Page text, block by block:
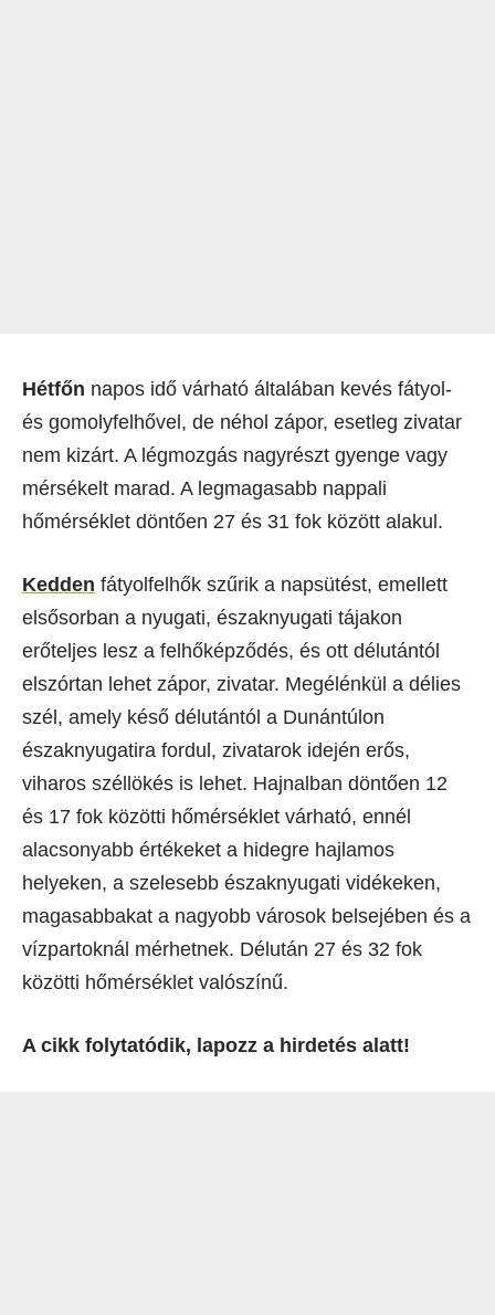
Hétfőn napos idő várható általában kevés fátyol-
és gomolyfelhővel, de néhol zápor, esetleg zivatar
nem kizárt. A légmozgás nagyrészt gyenge vagy
mérsékelt marad. A legmagasabb nappali
hőmérséklet döntően 27 és 31 fok között alakul.
Kedden fátyolfelhők szűrik a napsütést, emellett
elsősorban a nyugati, északnyugati tájakon
erőteljes lesz a felhőképződés, és ott délutántól
elszórtan lehet zápor, zivatar. Megélénkül a délies
szél, amely késő délutántól a Dunántúlon
északnyugatira fordul, zivatarok idején erős,
viharos széllökés is lehet. Hajnalban döntően 12
és 17 fok közötti hőmérséklet várható, ennél
alacsonyabb értékeket a hidegre hajlamos
helyeken, a szelesebb északnyugati vidékeken,
magasabbakat a nagyobb városok belsejében és a
vízpartoknál mérhetnek. Délután 27 és 32 fok
közötti hőmérséklet valószínű.
A cikk folytatódik, lapozz a hirdetés alatt!